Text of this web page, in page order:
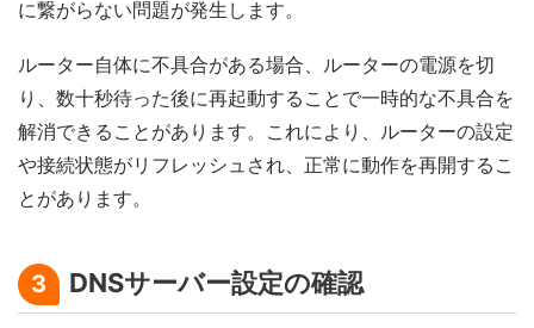
に繋がらない問題が発生します。
ルーター自体に不具合がある場合、ルーターの電源を切
り、数十秒待った後に再起動することで一時的な不具合を
解消できることがあります。これにより、ルーターの設定
や接続状態がリフレッシュされ、正常に動作を再開するこ
とがあります。
3 DNSサーバー設定の確認